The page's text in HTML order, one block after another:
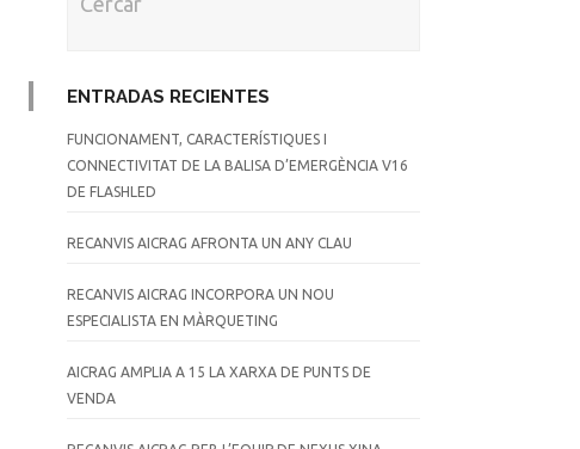
ENTRADAS RECIENTES
FUNCIONAMENT, CARACTERÍSTIQUES I
CONNECTIVITAT DE LA BALISA D’EMERGÈNCIA V16
DE FLASHLED
RECANVIS AICRAG AFRONTA UN ANY CLAU
RECANVIS AICRAG INCORPORA UN NOU
ESPECIALISTA EN MÀRQUETING
AICRAG AMPLIA A 15 LA XARXA DE PUNTS DE
VENDA